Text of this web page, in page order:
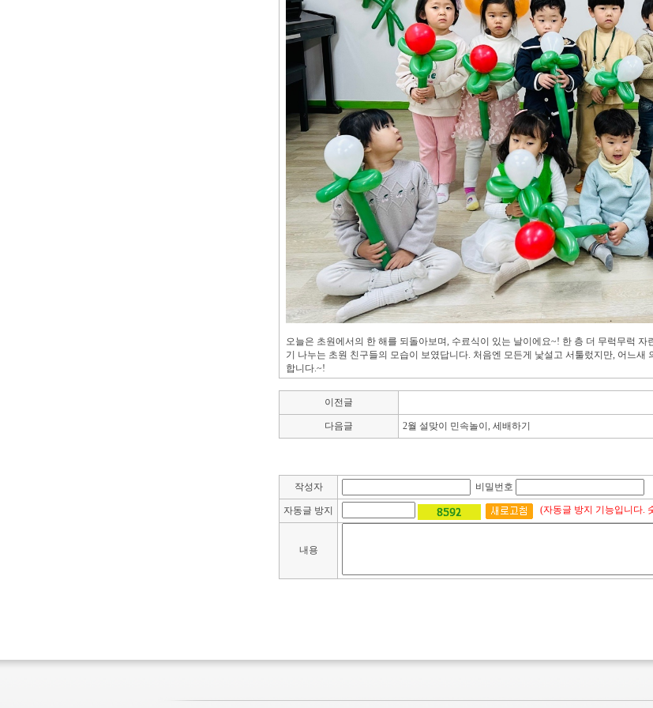
오늘은 초원에서의 한 해를 되돌아보며, 수료식이 있는 날이에요~! 한 층 더 무럭무럭
기 나누는 초원 친구들의 모습이 보였답니다. 처음엔 모든게 낯설고 서툴렀지만, 어느
합니다.~!
이전글
다음글 2월 설맞이 민속놀이, 세배하기
작성자 비밀번호
자동글 방지 (자동글 방지 기능입니다.
내용